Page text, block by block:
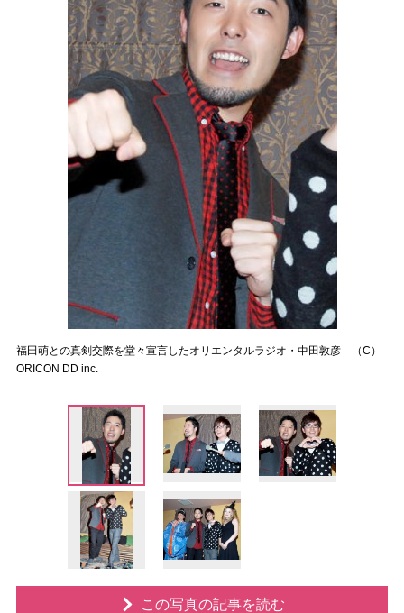
福田萌との真剣交際を堂々宣言したオリエンタルラジオ・中田敦彦 （C）
ORICON DD inc.
この写真の記事を読む